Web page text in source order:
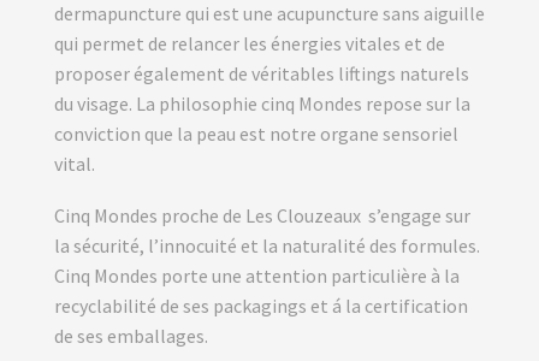
dermapuncture qui est une acupuncture sans aiguille
qui permet de relancer les énergies vitales et de
proposer également de véritables liftings naturels
du visage. La philosophie cinq Mondes repose sur la
conviction que la peau est notre organe sensoriel
vital.
Cinq Mondes proche de Les Clouzeaux s’engage sur
la sécurité, l’innocuité et la naturalité des formules.
Cinq Mondes porte une attention particulière à la
recyclabilité de ses packagings et á la certification
de ses emballages.